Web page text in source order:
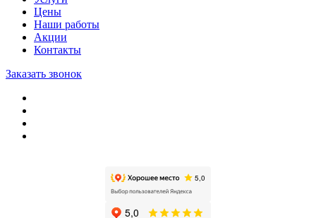
Цены
Наши работы
Акции
Контакты
Заказать звонок